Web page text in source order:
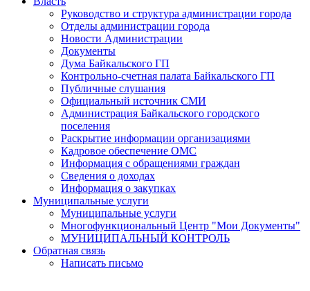
Руководство и структура администрации города
Отделы администрации города
Новости Администрации
Документы
Дума Байкальского ГП
Контрольно-счетная палата Байкальского ГП
Публичные слушания
Официальный источник СМИ
Администрация Байкальского городского
поселения
Раскрытие информации организациями
Кадровое обеспечение ОМС
Информация с обращениями граждан
Сведения о доходах
Информация о закупках
Муниципальные услуги
Муниципальные услуги
Многофункциональный Центр "Мои Документы"
МУНИЦИПАЛЬНЫЙ КОНТРОЛЬ
Обратная связь
Написать письмо